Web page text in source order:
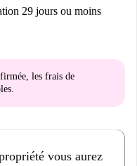
29 jours ou moins
les frais de
vous aurez